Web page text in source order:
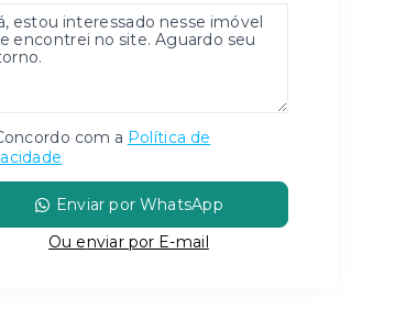
com a Política de
Enviar por WhatsApp
Ou enviar por E-mail